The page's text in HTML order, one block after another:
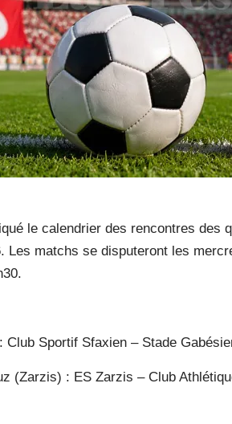
le calendrier des rencontres des
Les matchs se disputeront les
Club Sportif Sfaxien – Stade
(Zarzis) : ES Zarzis – Club